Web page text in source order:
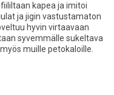
kapea ja imitoi
ja jigin vastustamaton
hyvin virtaavaan
syvemmälle sukeltava
muille petokaloille.